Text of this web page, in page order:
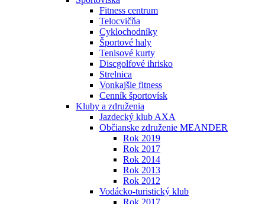
Fitness centrum
Telocvičňa
Cyklochodníky
Športové haly
Tenisové kurty
Discgolfové ihrisko
Strelnica
Vonkajšie fitness
Cenník športovísk
Kluby a združenia
Jazdecký klub AXA
Občianske združenie MEANDER
Rok 2019
Rok 2017
Rok 2014
Rok 2013
Rok 2012
Vodácko-turistický klub
Rok 2017